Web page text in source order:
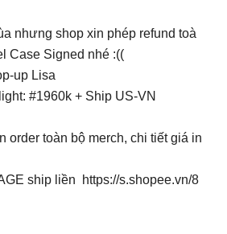
nhưng shop xin phép refund toà
Case Signed nhé :((
up Lisa
#1960k + Ship US-VN
order toàn bộ merch, chi tiết giá in
ship liền https://s.shopee.vn/8